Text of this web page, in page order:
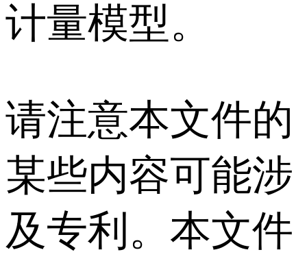
计量模型。
请注意本文件的
某些内容可能涉
及专利。本文件